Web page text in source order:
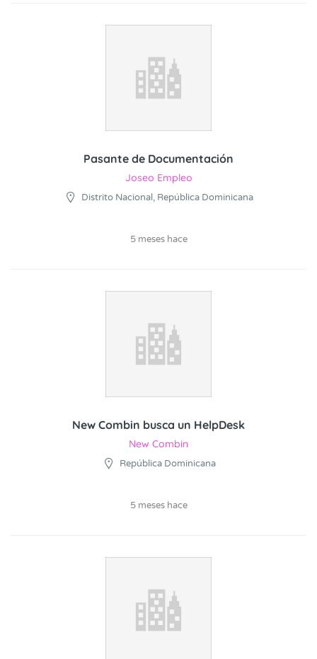
Pasante de Documentación
Joseo Empleo
Distrito Nacional, República Dominicana
5 meses hace
New Combin busca un HelpDesk
New Combin
República Dominicana
5 meses hace